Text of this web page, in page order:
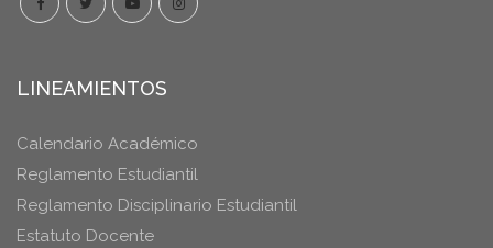
LINEAMIENTOS
Calendario Académico
Reglamento Estudiantil
Reglamento Disciplinario Estudiantil
Estatuto Docente